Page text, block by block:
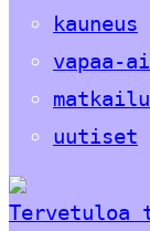
kauneus
vapaa-
matkailu
uutiset
Tervetuloa